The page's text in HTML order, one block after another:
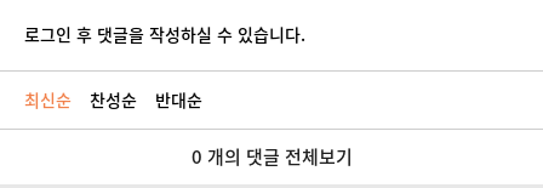
로그인 후 댓글을 작성하실 수 있습니다.
최신순 찬성순 반대순
0 개의 댓글 전체보기